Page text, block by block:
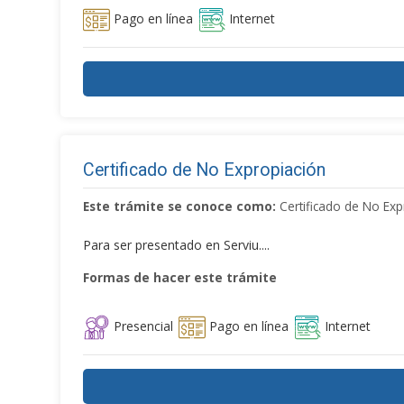
Pago en línea Internet
Certificado de No Expropiación
Este trámite se conoce como: Certificado de No
Para ser presentado en Serviu....
Formas de hacer este trámite
Presencial Pago en línea Internet